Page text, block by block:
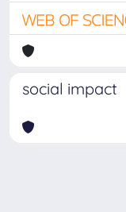
social impact